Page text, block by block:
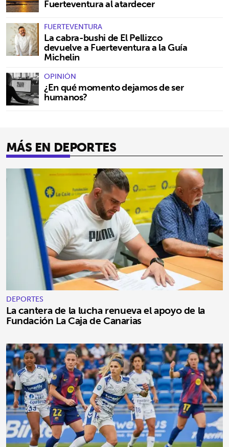
Fuerteventura al atardecer
FUERTEVENTURA
La cabra-bushi de El Pellizco
devuelve a Fuerteventura a la Guía
Michelin
OPINIÓN
¿En qué momento dejamos de ser
humanos?
MÁS EN DEPORTES
DEPORTES
La cantera de la lucha renueva el apoyo de la
Fundación La Caja de Canarias